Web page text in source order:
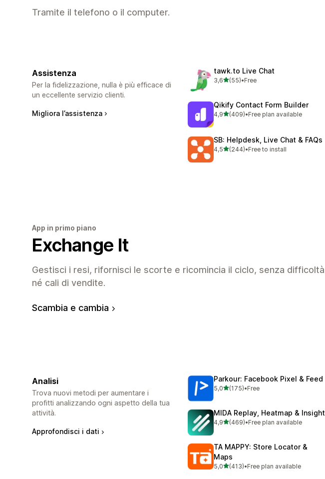
Tramite il telefono o il computer.
Assistenza
Per la fidelizzazione, nulla è più efficace di
un eccellente servizio clienti.
Migliora l’assistenza
tawk.to Live Chat
3,6stelle su 5
(55)
55 recensioni totali
•Free
Qikify Contact Form Builder
4,9stelle su 5
(409)
409 recensioni totali
•Free plan available
SB: Helpdesk, Live Chat & FAQs
4,5stelle su 5
(244)
244 recensioni totali
•Free to install
App in primo piano
Exchange It
Gestisci i resi, rifornisci le scorte e ricomincia il ciclo, senza difficoltà
né cali di vendite.
Scambia e cambia
Analisi
Trova nuovi metodi per aumentare i
profitti analizzando ogni aspetto della tua
attività.
Approfondisci i dati
Parkour: Facebook Pixel & Feed
5,0stelle su 5
(175)
175 recensioni totali
•Free
MIDA Replay, Heatmap & Insight
4,9stelle su 5
(469)
469 recensioni totali
•Free plan available
TA MAPPY: Store Locator &
Maps
5,0stelle su 5
(413)
413 recensioni totali
•Free plan available